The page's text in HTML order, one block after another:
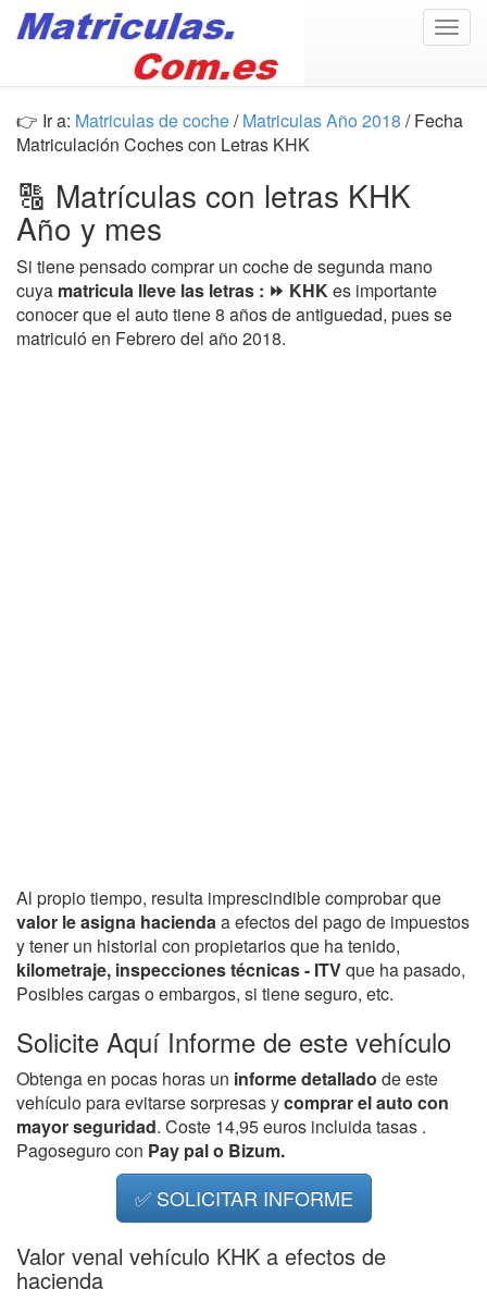
👉 Ir a: Matriculas de coche/Matriculas Año 2018 / Fecha
Matriculación Coches con Letras KHK
🔠 Matrículas con letras KHK
Año y mes
Si tiene pensado comprar un coche de segunda mano
cuya matricula lleve las letras : ⏩ KHKes importante
conocer que el auto tiene 8 años de antiguedad, pues se
matriculó en Febrero del año 2018.
Al propio tiempo, resulta imprescindible comprobar que
valor le asigna haciendaa efectos del pago de impuestos
y tener un historial con propietarios que ha tenido,
kilometraje, inspecciones técnicas - ITVque ha pasado,
Posibles cargas o embargos, si tiene seguro, etc.
Solicite Aquí Informe de este vehículo
Obtenga en pocas horas un informe detallado de este
vehículo para evitarse sorpresas ycomprar el auto con
mayor seguridad. Coste 14,95 euros incluida tasas .
Pagoseguro con Pay pal o Bizum.
✅ SOLICITAR INFORME
Valor venal vehículo KHK a efectos de
hacienda